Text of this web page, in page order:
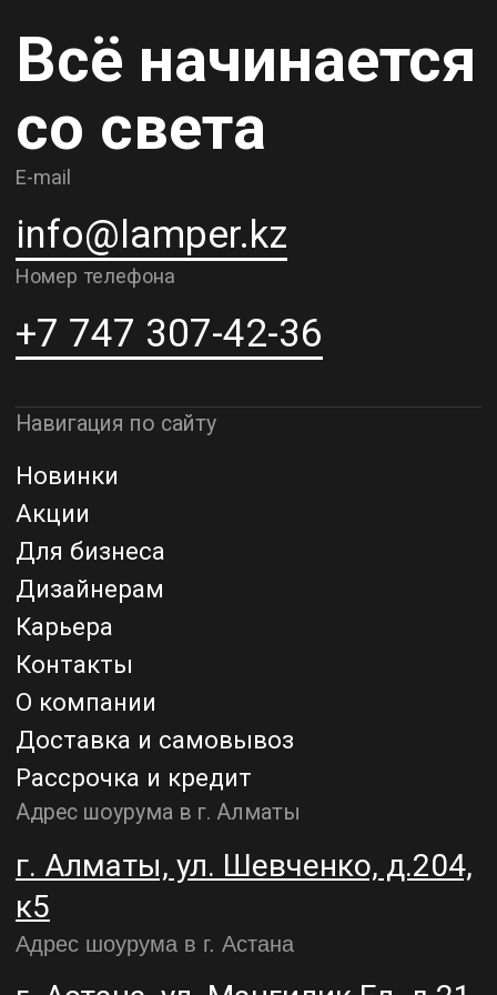
Контакты
О компании
Рассрочка и кредит
Адрес шоурума в г. Алматы
г. Алматы, ул. Шевченко, д.204,
к5
Адрес шоурума в г. Астана
г. Астана, ул. Мангилик Ел. д.21
Благодарим за внимание к Lamper.kz.
До встречи в ваших будущих
Политика конфиденциальности